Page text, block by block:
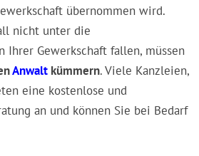
übernommen wird.
nicht unter die
Ihrer Gewerkschaft fallen, müssen
Anwalt kümmern. Viele Kanzleien,
eine kostenlose und
an und können Sie bei Bedarf